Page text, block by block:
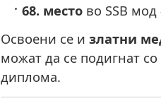
68. местово SSB мод
Освоени се и златни
можат да се подигнат
диплома.